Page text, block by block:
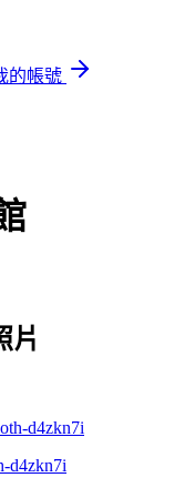
的帳號
片
d4zkn7i